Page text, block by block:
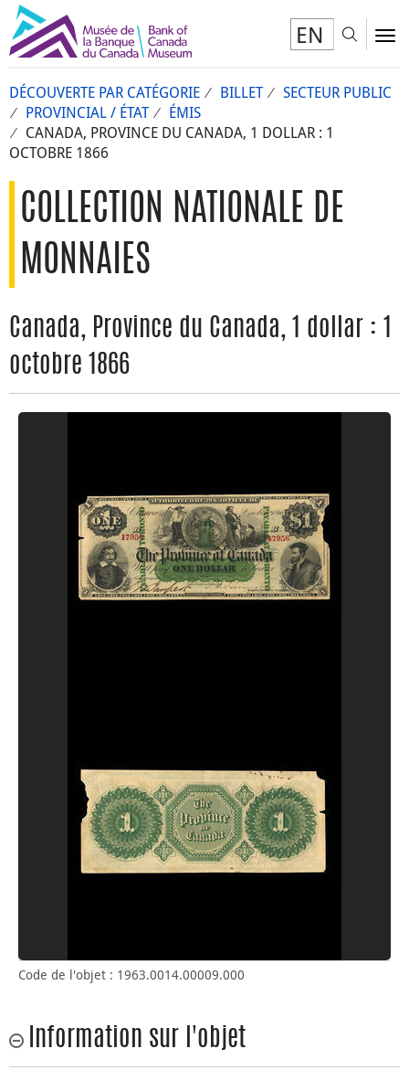
EN
DÉCOUVERTE PAR CATÉGORIE BILLET
SECTEUR PUBLIC
PROVINCIAL / ÉTAT
ÉMIS
CANADA, PROVINCE DU CANADA, 1 DOLLAR : 1
OCTOBRE 1866
COLLECTION NATIONALE DE
MONNAIES
Canada, Province du Canada, 1 dollar : 1
octobre 1866
Code de l'objet : 1963.0014.00009.000
Information sur l'objet